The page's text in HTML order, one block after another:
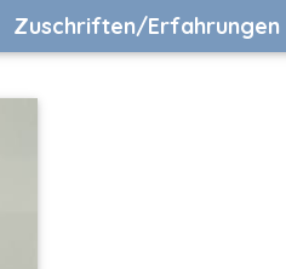
Zuschriften/Erfahrungen